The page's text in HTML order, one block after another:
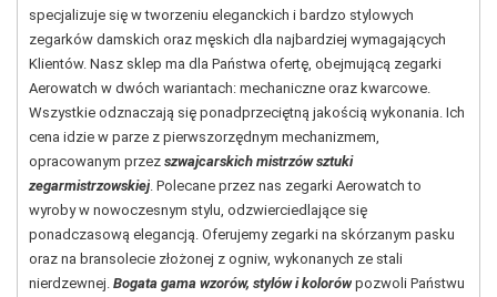
specjalizuje się w tworzeniu eleganckich i bardzo stylowych
zegarków damskich oraz męskich dla najbardziej wymagających
Klientów. Nasz sklep ma dla Państwa ofertę, obejmującą zegarki
Aerowatch w dwóch wariantach: mechaniczne oraz kwarcowe.
Wszystkie odznaczają się ponadprzeciętną jakością wykonania. Ich
cena idzie w parze z pierwszorzędnym mechanizmem,
opracowanym przez szwajcarskich mistrzów sztuki
zegarmistrzowskiej . Polecane przez nas zegarki Aerowatch to
wyroby w nowoczesnym stylu, odzwierciedlające się
ponadczasową elegancją. Oferujemy zegarki na skórzanym pasku
oraz na bransolecie złożonej z ogniw, wykonanych ze stali
nierdzewnej. Bogata gama wzorów, stylów i kolorów pozwoli Państwu